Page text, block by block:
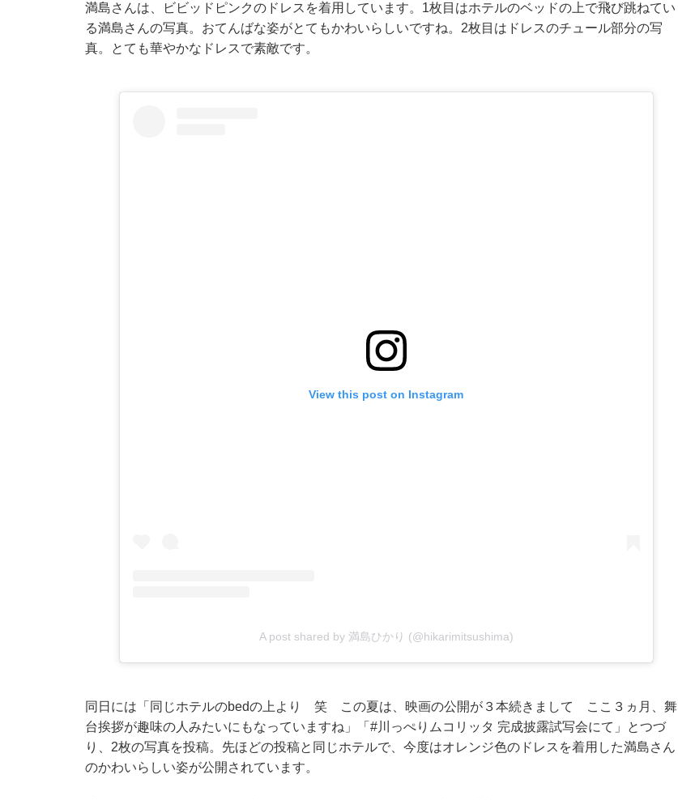
満島さんは、ビビッドピンクのドレスを着用しています。1枚目はホテルのベッドの上で飛び跳ねてい
る満島さんの写真。おてんばな姿がとてもかわいらしいですね。2枚目はドレスのチュール部分の写
真。とても華やかなドレスで素敵です。
View this post on Instagram
A post shared by 満島ひかり (@hikarimitsushima)
同日には「同じホテルのbedの上より 笑 この夏は、映画の公開が３本続きまして ここ３ヵ月、舞
台挨拶が趣味の人みたいにもなっていますね」「#川っぺりムコリッタ 完成披露試写会にて」とつづ
り、2枚の写真を投稿。先ほどの投稿と同じホテルで、今度はオレンジ色のドレスを着用した満島さん
のかわいらしい姿が公開されています。